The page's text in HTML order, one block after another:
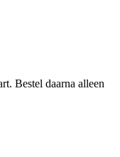
Bestel daarna alleen